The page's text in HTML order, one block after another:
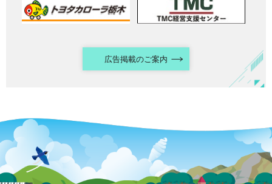
広告掲載のご案内